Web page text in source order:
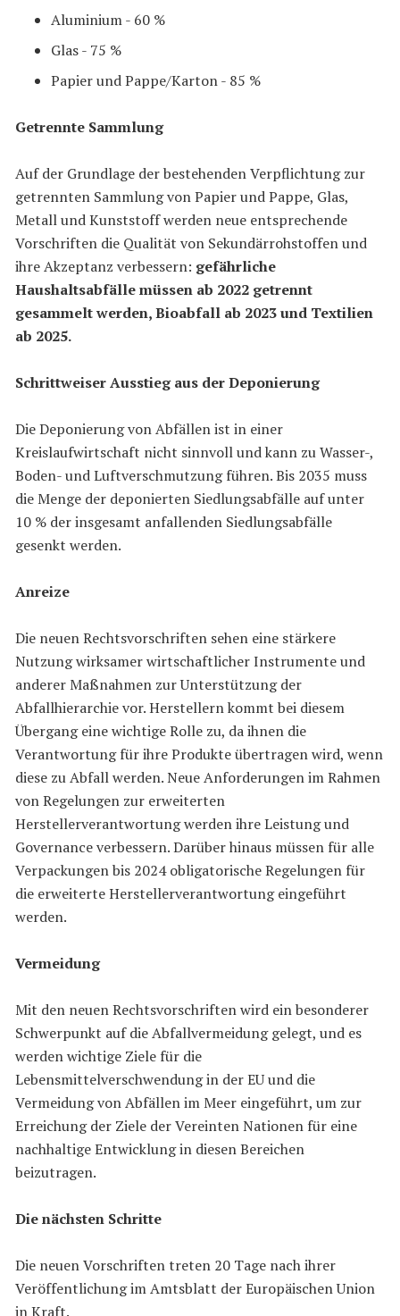
Aluminium - 60 %
Glas - 75 %
Papier und Pappe/Karton - 85 %
Getrennte Sammlung
Auf der Grundlage der bestehenden Verpflichtung zur
getrennten Sammlung von Papier und Pappe, Glas,
Metall und Kunststoff werden neue entsprechende
Vorschriften die Qualität von Sekundärrohstoffen und
ihre Akzeptanz verbessern: gefährliche
Haushaltsabfälle müssen ab 2022 getrennt
gesammelt werden, Bioabfall ab 2023 und Textilien
ab 2025.
Schrittweiser Ausstieg aus der Deponierung
Die Deponierung von Abfällen ist in einer
Kreislaufwirtschaft nicht sinnvoll und kann zu Wasser-,
Boden- und Luftverschmutzung führen. Bis 2035 muss
die Menge der deponierten Siedlungsabfälle auf unter
10 % der insgesamt anfallenden Siedlungsabfälle
gesenkt werden.
Anreize
Die neuen Rechtsvorschriften sehen eine stärkere
Nutzung wirksamer wirtschaftlicher Instrumente und
anderer Maßnahmen zur Unterstützung der
Abfallhierarchie vor. Herstellern kommt bei diesem
Übergang eine wichtige Rolle zu, da ihnen die
Verantwortung für ihre Produkte übertragen wird, wenn
diese zu Abfall werden. Neue Anforderungen im Rahmen
von Regelungen zur erweiterten
Herstellerverantwortung werden ihre Leistung und
Governance verbessern. Darüber hinaus müssen für alle
Verpackungen bis 2024 obligatorische Regelungen für
die erweiterte Herstellerverantwortung eingeführt
werden.
Vermeidung
Mit den neuen Rechtsvorschriften wird ein besonderer
Schwerpunkt auf die Abfallvermeidung gelegt, und es
werden wichtige Ziele für die
Lebensmittelverschwendung in der EU und die
Vermeidung von Abfällen im Meer eingeführt, um zur
Erreichung der Ziele der Vereinten Nationen für eine
nachhaltige Entwicklung in diesen Bereichen
beizutragen.
Die nächsten Schritte
Die neuen Vorschriften treten 20 Tage nach ihrer
Veröffentlichung im Amtsblatt der Europäischen Union
in Kraft.